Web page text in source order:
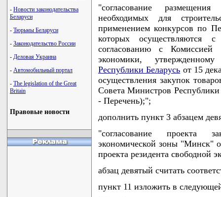
- Новости законодательства
Беларуси
- Тюрьмы Беларуси
- Законодательство России
- Деловая Украина
- Автомобильный портал
- The legislation of the Great
Britain
Правовые новости
"согласование
необходимых для
применением конкурсов по
которых осуществляются
согласованию с Комиссией
экономики,
Республики Беларусь от 15
осуществления закупок
Совета Министров Республики
- Перечень);";
дополнить пункт 3 абзацем
"согласование проекта
экономической зоны "Минск" о
проекта резидента свободной
абзац девятый считать
пункт 11 изложить в